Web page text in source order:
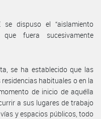
se dispuso el “aislamiento
fuera sucesivamente
se ha establecido que las
habituales o en la
de inicio de aquélla
a sus lugares de trabajo
y espacios públicos, todo